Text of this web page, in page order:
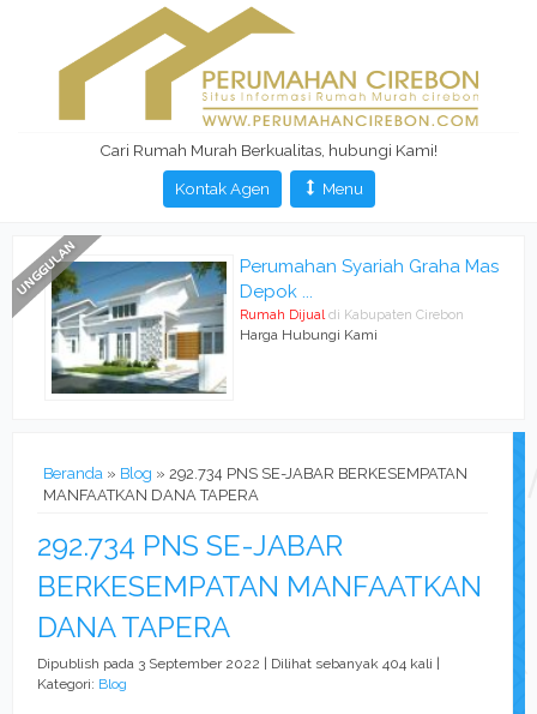
Cari Rumah Murah Berkualitas, hubungi Kami!
Kontak Agen
Menu
Perumahan Syariah Graha Mas
Depok ...
Rumah Dijual di Kabupaten Cirebon
Harga Hubungi Kami
Beranda » Blog » 292.734 PNS SE-JABAR BERKESEMPATAN
MANFAATKAN DANA TAPERA
292.734 PNS SE-JABAR
BERKESEMPATAN MANFAATKAN
DANA TAPERA
Dipublish pada 3 September 2022 | Dilihat sebanyak 404 kali |
Kategori: Blog